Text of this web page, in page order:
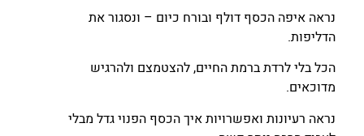
נראה איפה הכסף דולף ובורח כיום – ונסגור את
הדליפות.
הכל בלי לרדת ברמת החיים, להצטמצם ולהרגיש
מדוכאים.
נראה רעיונות ואפשרויות איך הכסף הפנוי גדל מבלי